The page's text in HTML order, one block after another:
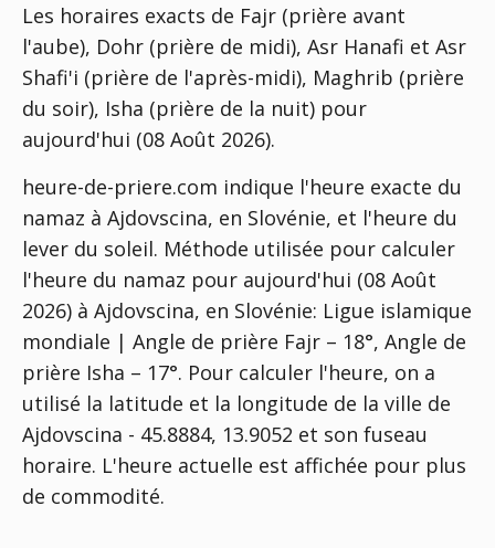
Les horaires exacts de Fajr (prière avant
l'aube), Dohr (prière de midi), Asr Hanafi et Asr
Shafi'i (prière de l'après-midi), Maghrib (prière
du soir), Isha (prière de la nuit) pour
aujourd'hui (08 Août 2026).
heure-de-priere.com indique l'heure exacte du
namaz à Ajdovscina, en Slovénie, et l'heure du
lever du soleil. Méthode utilisée pour calculer
l'heure du namaz pour aujourd'hui (08 Août
2026) à Ajdovscina, en Slovénie: Ligue islamique
mondiale | Angle de prière Fajr – 18°, Angle de
prière Isha – 17°. Pour calculer l'heure, on a
utilisé la latitude et la longitude de la ville de
Ajdovscina - 45.8884, 13.9052 et son fuseau
horaire. L'heure actuelle est affichée pour plus
de commodité.